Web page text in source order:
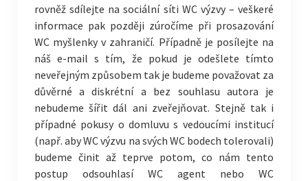
rovněž sdílejte na sociální síti WC výzvy – veškeré
informace pak později zúročíme při prosazování
WC myšlenky v zahraničí. Případně je posílejte na
náš e-mail s tím, že pokud je odešlete tímto
neveřejným způsobem tak je budeme považovat za
důvěrné a diskrétní a bez souhlasu autora je
nebudeme šířit dál ani zveřejňovat. Stejně tak i
případné pokusy o domluvu s vedoucími institucí
(např. aby WC výzvu na svých WC bodech tolerovali)
budeme činit až teprve potom, co nám tento
postup odsouhlasí WC agent nebo WC